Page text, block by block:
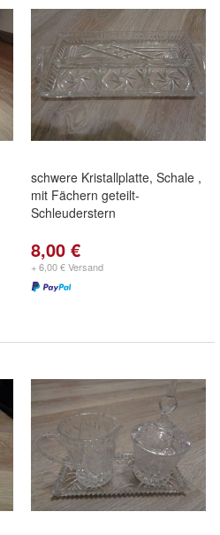
schwere Kristallplatte, Schale ,
mit Fächern geteilt-
Schleuderstern
8,00 €
+ 6,00 € Versand